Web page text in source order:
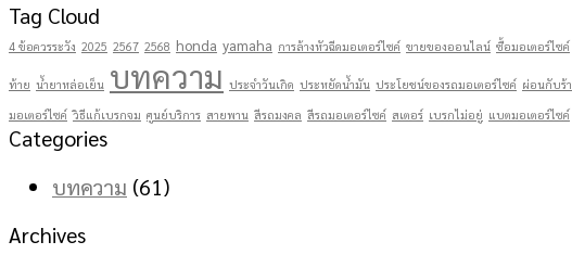
Tag Cloud
4 ข้อควรระวัง 2025 2567 2568 honda yamaha การล้างหัวฉีดมอเตอร์ไซค์ ขายของออนไลน์ ซื้อมอเตอร์ไซค์
ท้าย น้ำยาหล่อเย็น บทความ ประจำวันเกิด ประหยัดน้ำมัน ประโยชน์ของรถมอเตอร์ไซค์ ผ่อนกับร้
มอเตอร์ไซค์ วิธีแก้เบรกจม ศูนย์บริการ สายพาน สีรถมงคล สีรถมอเตอร์ไซค์ สเตอร์ เบรกไม่อยู่ แบตมอเตอร์ไซค์
Categories
บทความ (61)
Archives